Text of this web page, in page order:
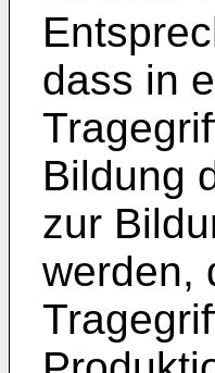
dass in
Bildung
zur
werden,